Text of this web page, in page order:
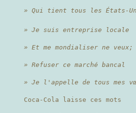
» Qui tient tous les États-
» Je suis entreprise locale
» Et me mondialiser ne veux;
» Refuser ce marché bancal
» Je l'appelle de tous mes
Coca-Cola laisse ces mots